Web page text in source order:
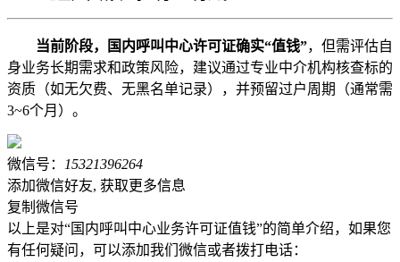
当前阶段，国内呼叫中心许可证确实“值钱”，但需评估自
身业务长期需求和政策风险，建议通过专业中介机构核查标的
资质（如无欠费、无黑名单记录），并预留过户周期（通常需
3~6个月）。
微信号：
15321396264
添加微信好友, 获取更多信息
复制微信号
以上是对“国内呼叫中心业务许可证值钱”的简单介绍，如果您
有任何疑问，可以添加我们微信或者拨打电话：